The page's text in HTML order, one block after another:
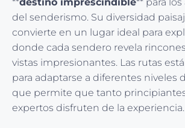
del senderismo. Su diversidad
convierte en un lugar ideal para
donde cada sendero revela
vistas impresionantes. Las rutas
para adaptarse a diferentes niveles
que permite que tanto
expertos disfruten de la experiencia.